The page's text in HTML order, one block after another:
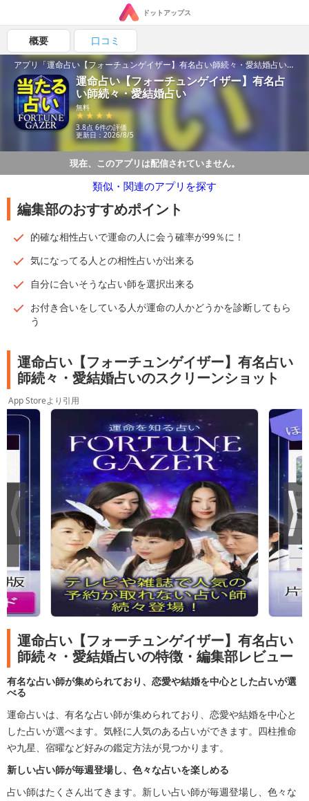
ドットアップス
概要 口コミ
アプリ「運命占い【フォーチュンゲイザー】有名占い師続々・愛結婚占い」の魅力を紹介！
運命占い【フォーチュンゲイザー】有名占
い師続々・愛結婚占い
無料
3.8点 6件の評価
更新日：2026/8/5
現在、このアプリは配信されていません。
類似・関連のアプリを探す
編集部のおすすめポイント
的確な相性占いで運命の人に会う確率が99％に！
気になってる人との相性占いが出来る
自分に合いそうな占い師を選択出来る
お付き合いをしている人が運命の人かどうかを診断してもら
う
運命占い【フォーチュンゲイザー】有名占い
師続々・愛結婚占いのスクリーンショット
App Storeより引用
運命占い【フォーチュンゲイザー】有名占い
師続々・愛結婚占いの特徴・編集部レビュー
有名な占い師が集められており、恋愛や結婚を中心とした占いが選
べる
運命占いは、有名な占い師が集められており、恋愛や結婚を中心と
した占いが選べます。気軽に人気のある占いができます。四柱推命
や九星、宿曜など好みの鑑定方法が見つかります。
新しい占い師が毎週登場し、色々な占いを楽しめる
占い師はたくさん出てきます。新しい占い師が毎週登場し、色々な